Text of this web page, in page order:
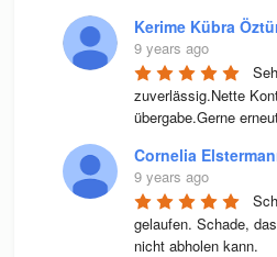
Kerime Kübra
9 years ago
zuverlässig.Nette
übergabe.Gerne
Cornelia
9 years ago
gelaufen. Schade,
nicht abholen kann.